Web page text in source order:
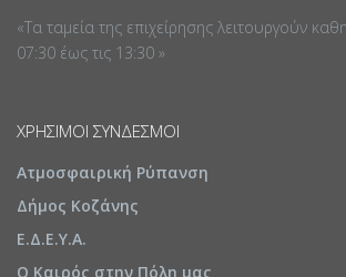
«Τα ταμεία της επιχείρησης λειτουργούν
07:30 έως τις 13:30 »
ΧΡΉΣΙΜΟΙ ΣΎΝΔΕΣΜΟΙ
Ατμοσφαιρική Ρύπανση
Δήμος Κοζάνης
Ε.Δ.Ε.Υ.Α.
Ο Καιρός στην Πόλη μας